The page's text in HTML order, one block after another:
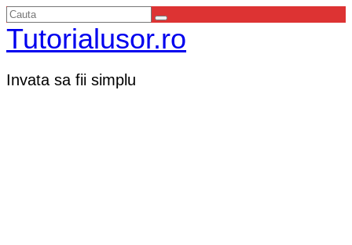
Tutorialusor.ro
Invata sa fii simplu